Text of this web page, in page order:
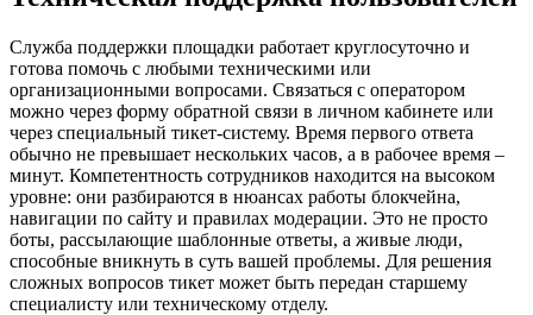
Служба поддержки площадки работает круглосуточно и
готова помочь с любыми техническими или
организационными вопросами. Связаться с оператором
можно через форму обратной связи в личном кабинете или
через специальный тикет-систему. Время первого ответа
обычно не превышает нескольких часов, а в рабочее время –
минут. Компетентность сотрудников находится на высоком
уровне: они разбираются в нюансах работы блокчейна,
навигации по сайту и правилах модерации. Это не просто
боты, рассылающие шаблонные ответы, а живые люди,
способные вникнуть в суть вашей проблемы. Для решения
сложных вопросов тикет может быть передан старшему
специалисту или техническому отделу.